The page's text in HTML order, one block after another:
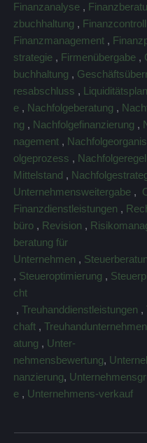
Finanzanalyse ,
zbuchhaltung ,
Finanzmanagement ,
strategie , Firmenübergabe ,
buchhaltung ,
resabschluss ,
e , Nachfolgeberatung ,
ng , Nachfolgefinanzierung ,
nagement ,
olgeprozess ,
Mittelstand ,
Unternehmensweitergabe ,
Finanzdienstleistungen ,
büro , Revision ,
beratung für
Unternehmen ,
, Steueroptimierung ,
cht
,Treuhanddienstleistungen ,
chaft ,Treuhandunternehmen
atung , Unter-
nehmensbewertung,
nanzierung,
e , Unternehmens-verkauf